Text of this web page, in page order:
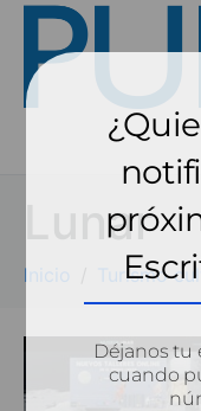
Lunar
Inicio Turismo
Déjanos tu
cuando